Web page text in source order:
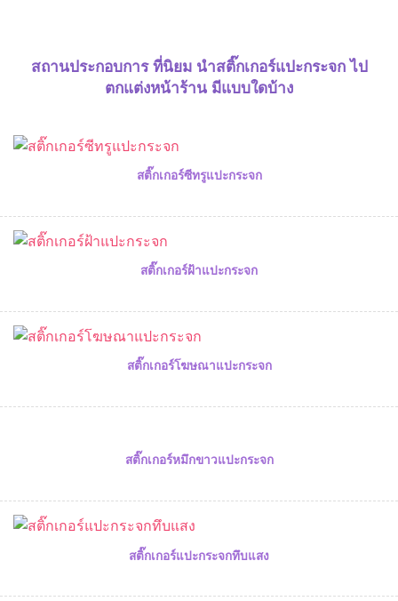
สถานประกอบการ ที่นิยม นำสติ๊กเกอร์แปะกระจก ไป
ตกแต่งหน้าร้าน มีแบบใดบ้าง
สติ๊กเกอร์ซีทรูแปะกระจก
สติ๊กเกอร์ฝ้าแปะกระจก
สติ๊กเกอร์โฆษณาแปะกระจก
สติ๊กเกอร์หมึกขาวแปะกระจก
สติ๊กเกอร์แปะกระจกทึบแสง